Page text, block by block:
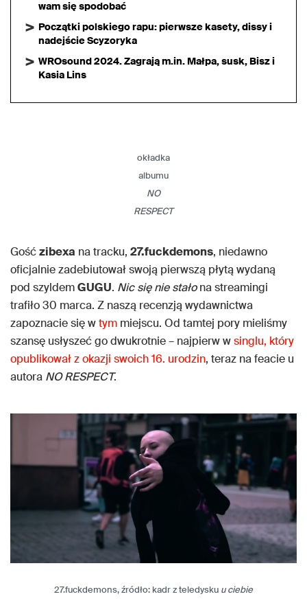
wam się spodobać
Początki polskiego rapu: pierwsze kasety, dissy i
nadejście Scyzoryka
WROsound 2024. Zagrają m.in. Małpa, susk, Bisz i
Kasia Lins
okładka
albumu
NO
RESPECT
Gośćzibexa na tracku, 27.fuckdemons, niedawno
oficjalnie zadebiutował swoją pierwszą płytą wydaną
pod szyldemGUGU. Nic się nie stałona streamingi
trafiło 30 marca. Z naszą recenzją wydawnictwa
zapoznacie się wtym miejscu. Od tamtej pory mieliśmy
szansę usłyszeć go dwukrotnie – najpierw wsinglu, który
opublikował z okazji swoich 16. urodzin, teraz na feacie u
autora NO RESPECT.
27.fuckdemons, źródło: kadr z teledysku u ciebie